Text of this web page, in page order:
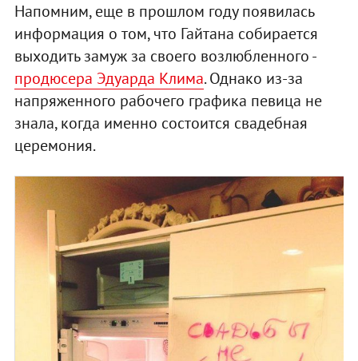
Напомним, еще в прошлом году появилась
информация о том, что Гайтана собирается
выходить замуж за своего возлюбленного -
продюсера Эдуарда Клима. Однако из-за
напряженного рабочего графика певица не
знала, когда именно состоится свадебная
церемония.